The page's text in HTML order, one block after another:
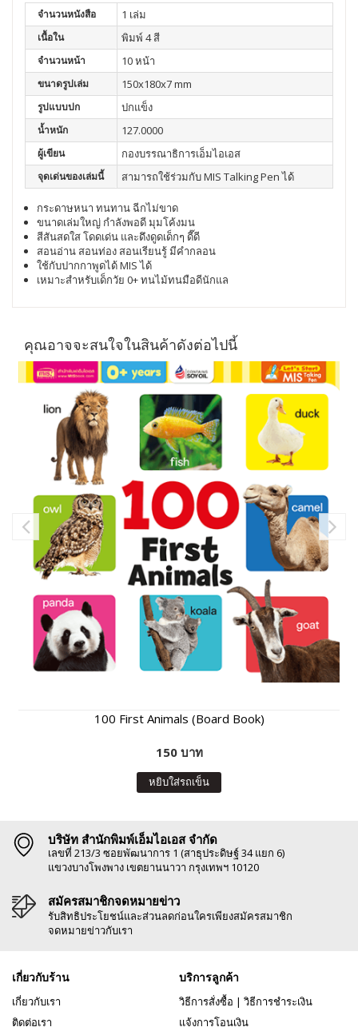
จำนวนหนังสือ 1 เล่ม
เนื้อใน พิมพ์ 4 สี
จำนวนหน้า 10 หน้า
ขนาดรูปเล่ม 150x180x7 mm
รูปแบบปก ปกแข็ง
น้ำหนัก 127.0000
ผู้เขียน กองบรรณาธิการเอ็มไอเอส
จุดเด่นของเล่มนี้ สามารถใช้ร่วมกับ MIS Talking Pen ได้
กระดาษหนา ทนทาน ฉีกไม่ขาด
ขนาดเล่มใหญ่ กำลังพอดี มุมโค้งมน
สีสันสดใส โดดเด่น และดึงดูดเด็กๆ ดี๊ดี
สอนอ่าน สอนท่อง สอนเรียนรู้ มีคำกลอน
ใช้กับปากกาพูดได้ MIS ได้
เหมาะสำหรับเด็กวัย 0+ ทนไม้ทนมือดีนักแล
คุณอาจจะสนใจในสินค้าดังต่อไปนี้
100 First Animals (Board Book)
150 บาท
หยิบใส่รถเข็น
บริษัท สำนักพิมพ์เอ็มไอเอส จำกัด
เลขที่ 213/3 ซอยพัฒนาการ 1 (สาธุประดิษฐ์ 34 แยก 6)
แขวงบางโพงพาง เขตยานนาวา กรุงเทพฯ 10120
สมัครสมาชิกจดหมายข่าว
รับสิทธิประโยชน์และส่วนลดก่อนใครเพียงสมัครสมาชิก
จดหมายข่าวกับเรา
เกี่ยวกับร้าน
เกี่ยวกับเรา
ติดต่อเรา
บริการลูกค้า
วิธีการสั่งซื้อ | วิธีการชำระเงิน
แจ้งการโอนเงิน